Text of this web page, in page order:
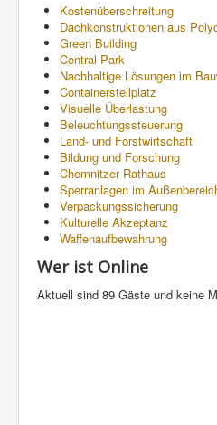
Kostenüberschreitung
Dachkonstruktionen aus
Green Building
Central Park
Nachhaltige Lösungen im
Containerstellplatz
Visuelle Überlastung
Beleuchtungssteuerung
Land- und Forstwirtschaft
Bildung und Forschung
Chemnitzer Rathaus
Sperranlagen im
Verpackungssicherung
Kulturelle Akzeptanz
Waffenaufbewahrung
Wer ist Online
Aktuell sind 89 Gäste und keine